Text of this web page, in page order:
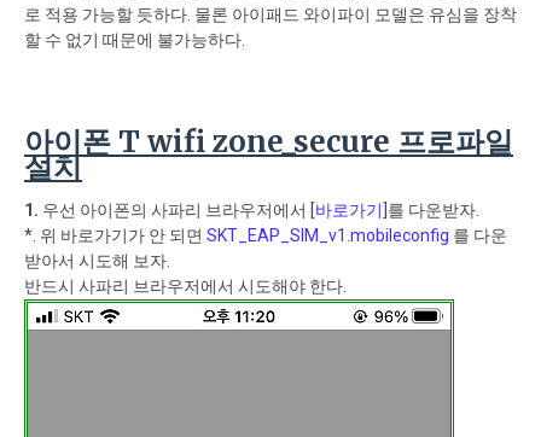
로 적용 가능할 듯하다. 물론 아이패드 와이파이 모델은 유심을 장착
할 수 없기 때문에 불가능하다.
아이폰 T wifi zone_secure 프로파일
설치
1. 우선 아이폰의 사파리 브라우저에서 [바로가기 ]를 다운받자.
*. 위 바로가기가 안 되면 SKT_EAP_SIM_v1.mobileconfig 를 다운
받아서 시도해 보자.
반드시 사파리 브라우저에서 시도해야 한다.